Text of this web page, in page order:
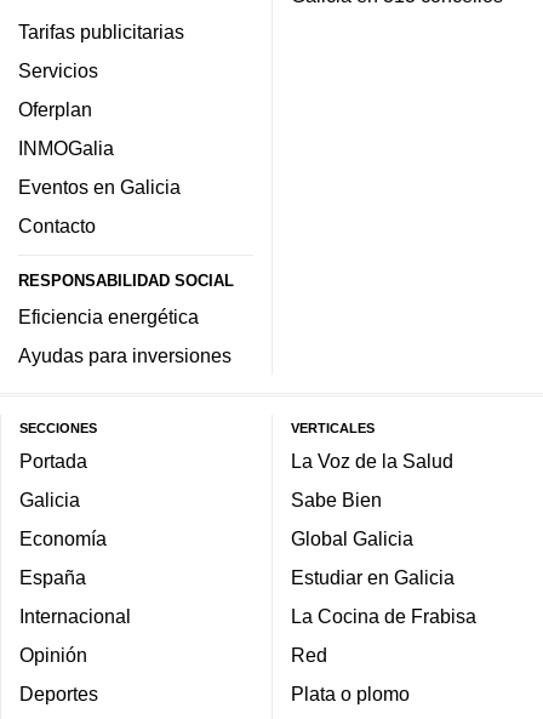
Tarifas publicitarias
Servicios
Oferplan
INMOGalia
Eventos en Galicia
Contacto
RESPONSABILIDAD SOCIAL
Eficiencia energética
Ayudas para inversiones
SECCIONES
Portada
Galicia
Economía
España
Internacional
Opinión
Deportes
VERTICALES
La Voz de la Salud
Sabe Bien
Global Galicia
Estudiar en Galicia
La Cocina de Frabisa
Red
Plata o plomo